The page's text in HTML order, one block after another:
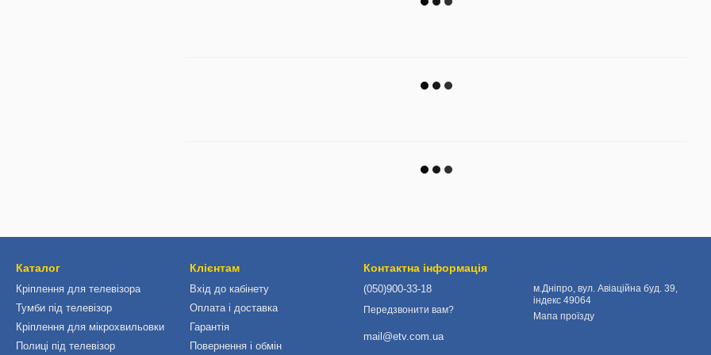
Каталог
Кріплення для телевізора
Тумби під телевізор
Кріплення для мікрохвильовки
Полиці під телевізор
Клієнтам
Вхід до кабінету
Оплата і доставка
Гарантія
Повернення і обмін
Контактна інформація
(050)900-33-18
Передзвонити вам?
mail@etv.com.ua
м.Дніпро, вул. Авіаційна буд. 39,
індекс 49064
Мапа проїзду